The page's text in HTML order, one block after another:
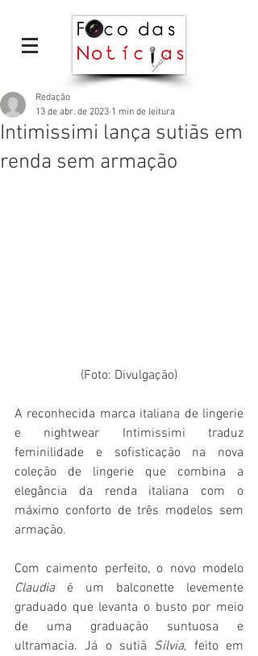
Intimissimi lança sutiãs em
renda sem armação
Redação
13 de abr. de 2023 1 min de leitura
(Foto: Divulgação)
A reconhecida marca italiana de lingerie
e nightwear Intimissimi traduz
feminilidade e sofisticação na nova
coleção de lingerie que combina a
elegância da renda italiana com o
máximo conforto de três modelos sem
armação.
Claudia é um balconette levemente
graduado que levanta o busto por meio
de uma graduação suntuosa e
ultramacia. Já o sutiã Silvia, feito em